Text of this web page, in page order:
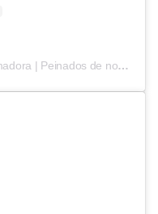
Una publicación compartida de Formadora | Peinados de novia (@yaizalopez.novias)